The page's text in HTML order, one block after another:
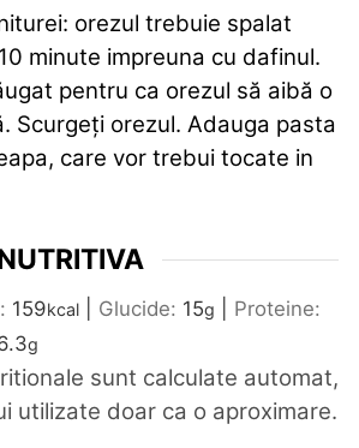
orezul trebuie spalat
minute impreuna cu dafinul.
pentru ca orezul să aibă o
Scurgeți orezul. Adauga pasta
care vor trebui tocate in
159kcal Glucide: 15g
Proteine:
g
utilizate doar ca o aproximare.